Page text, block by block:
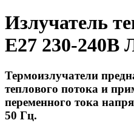
Излучатель
E27 230-240В
Термоизлучатели
теплового потока и
переменного тока
50 Гц.